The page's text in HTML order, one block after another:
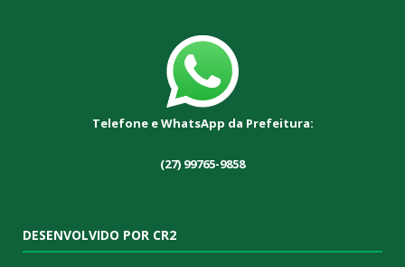
Telefone e WhatsApp da Prefeitura:
(27) 99765-9858
DESENVOLVIDO POR CR2